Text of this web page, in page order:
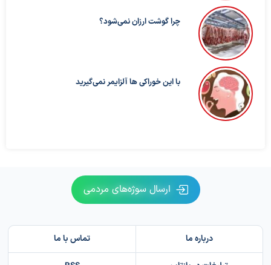
چرا گوشت ارزان نمی‌شود؟
با این خوراکی ها آلزایمر نمی‌گیرید
ارسال سوژه‌های مردمی
درباره ما تماس با ما